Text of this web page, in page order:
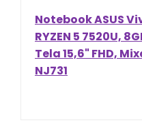
Notebook ASUS
RYZEN 5 7520U,
Tela 15,6" FHD,
NJ731